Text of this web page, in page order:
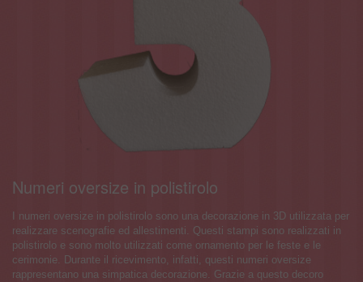
Numeri oversize in polistirolo
I numeri oversize in polistirolo sono una decorazione in 3D utilizzata per
realizzare scenografie ed allestimenti. Questi stampi sono realizzati in
polistirolo e sono molto utilizzati come ornamento per le feste e le
cerimonie. Durante il ricevimento, infatti, questi numeri oversize
rappresentano una simpatica decorazione. Grazie a questo decoro